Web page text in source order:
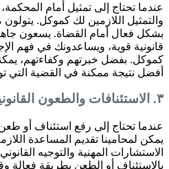
عندما تحتاج إلى تمثيل أمام
والتمثيل اللازمين لك كموكل. يتولون
بشكل فعال أمام القضاة. يسعون
قانونية قوية، ويساعدونك في فهم
كموكل. بفضل خبرتهم وكفاءتهم،
أفضل نتيجة ممكنة في القضية التي
٣. الاستئنافات والطعون القانونية
عندما تحتاج إلى رفع استئناف أو
يمكن لمحامينا تقديم المساعدة
الاستشارات المهنية والتوجيه
بالاستئناف أو الطعن بطريقة فعالة